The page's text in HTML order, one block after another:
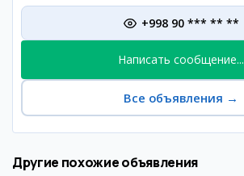
+998 90 *** ** **
Написать сообщение...
Все объявления →
Другие похожие объявления